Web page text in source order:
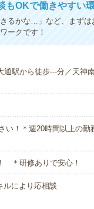
OKで働きやすい
るかな…」など、まずは
ークです！
駅から徒歩---分／天神
！＊週20時間以上の勤
＊研修ありで安心！
により応相談